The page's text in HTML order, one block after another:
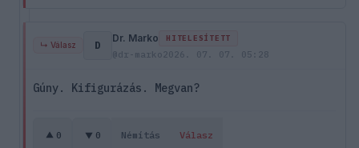
↳ Válasz D
Dr. Marko HITELESÍTETT
@dr-marko2026. 07. 07. 05:28
Gúny. Kifigurázás. Megvan?
0 0 Némítás Válasz